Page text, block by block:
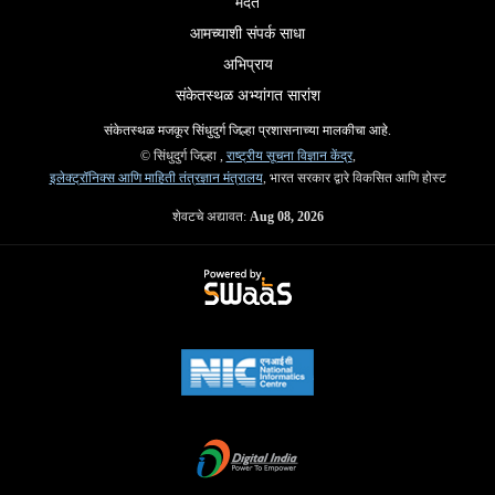
आमच्याशी संपर्क साधा
अभिप्राय
संकेतस्थळ अभ्यांगत सारांश
संकेतस्थळ मजकूर सिंधुदुर्ग जिल्हा प्रशासनाच्या मालकीचा आहे.
© सिंधुदुर्ग जिल्हा , राष्ट्रीय सूचना विज्ञान केंद्र,
इलेक्ट्रॉनिक्स आणि माहिती तंत्रज्ञान मंत्रालय, भारत सरकार द्वारे विकसित आणि होस्ट
शेवटचे अद्यावत: Aug 08, 2026